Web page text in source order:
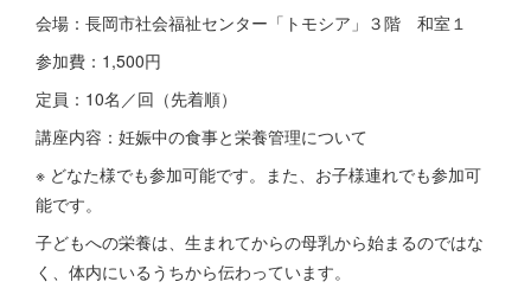
会場：長岡市社会福祉センター「トモシア」３階 和室１
参加費：1,500円
定員：10名／回（先着順）
講座内容：妊娠中の食事と栄養管理について
※ どなた様でも参加可能です。また、お子様連れでも参加可
能です。
子どもへの栄養は、生まれてからの母乳から始まるのではな
く、体内にいるうちから伝わっています。